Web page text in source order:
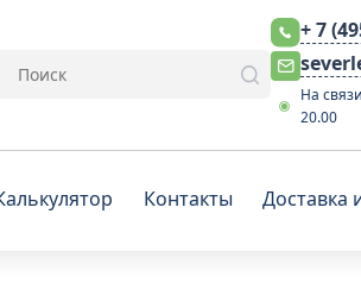
+ 7
На
20.00
Контакты Доставка